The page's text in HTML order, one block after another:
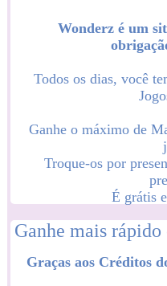
Wonderz é um
Todos os dias, você
Ganhe o máximo de
Troque-os por
É grátis
De acordo com os
do Mês e ganhe
Graças aos Créditos